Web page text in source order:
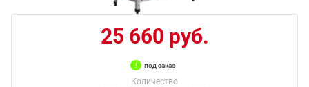
25 660 руб.
под заказ
Количество